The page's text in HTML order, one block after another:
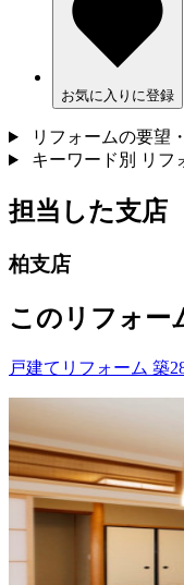
お気に入りに登録
リフォームの要望
キーワード別 リフ
担当した支店
柏支店
このリフォー
戸建てリフォーム 築